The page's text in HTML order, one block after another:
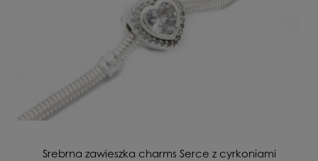
Srebrna zawieszka charms Serce z cyrkoniami